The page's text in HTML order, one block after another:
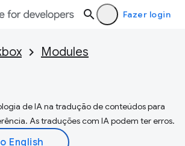
Fazer login
Modules
de IA na tradução de conteúdos para
As traduções com IA podem ter erros.